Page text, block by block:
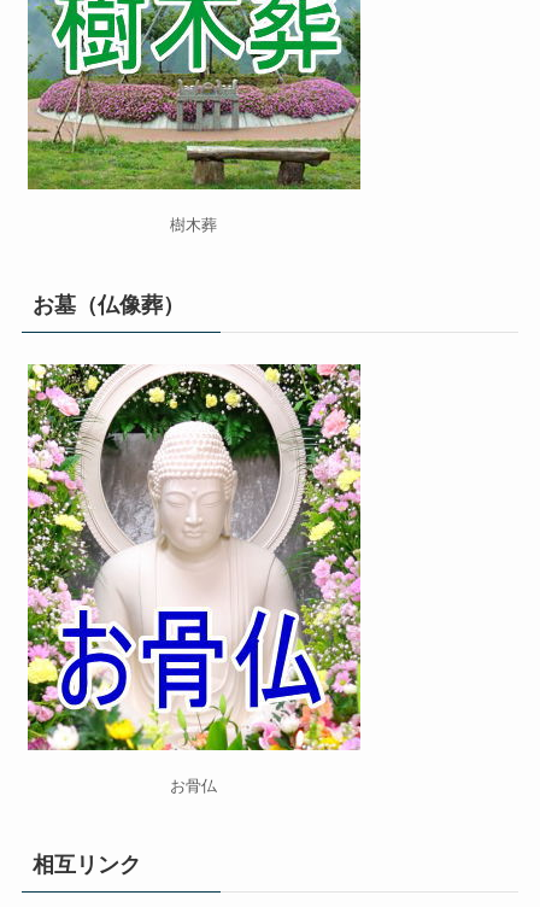
樹木葬
お墓（仏像葬）
お骨仏
相互リンク